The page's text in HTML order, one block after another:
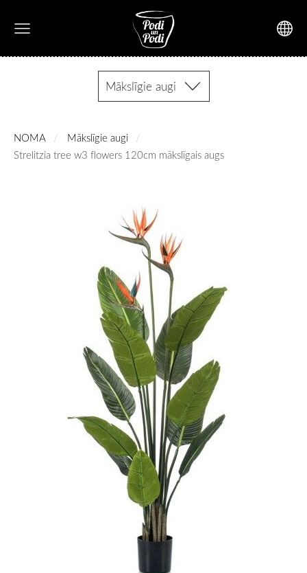
Mākslīgie augi
NOMA
Mākslīgie augi
Strelitzia tree w3 flowers 120cm mākslīgais augs